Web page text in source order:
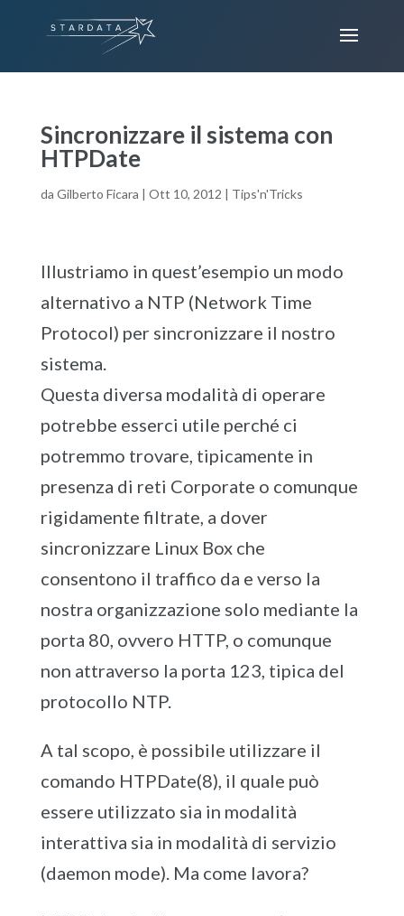
Sincronizzare il sistema con
HTPDate
da Gilberto Ficara | Ott 10, 2012 | Tips'n'Tricks
Illustriamo in quest’esempio un modo
alternativo a NTP (Network Time
Protocol) per sincronizzare il nostro
sistema.
Questa diversa modalità di operare
potrebbe esserci utile perché ci
potremmo trovare, tipicamente in
presenza di reti Corporate o comunque
rigidamente filtrate, a dover
sincronizzare Linux Box che
consentono il traffico da e verso la
nostra organizzazione solo mediante la
porta 80, ovvero HTTP, o comunque
non attraverso la porta 123, tipica del
protocollo NTP.
A tal scopo, è possibile utilizzare il
comando HTPDate(8), il quale può
essere utilizzato sia in modalità
interattiva sia in modalità di servizio
(daemon mode). Ma come lavora?